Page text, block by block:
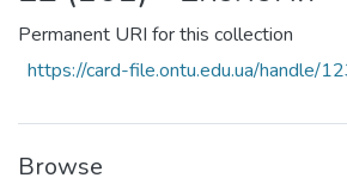
Permanent URI for this collection
https://card-file.ontu.edu.ua/handle/
Browse